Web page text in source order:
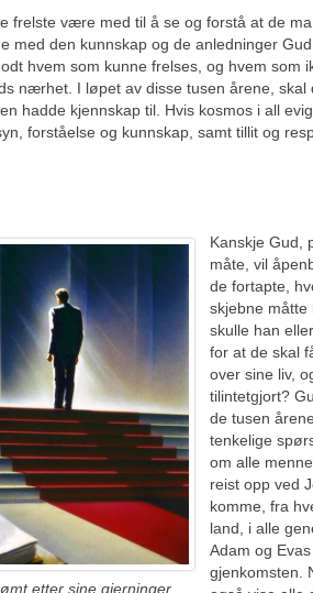
frelste være med til å se og forstå at de
med den kunnskap og de anledninger Gud
hvem som kunne frelses, og hvem som
nærhet. I løpet av disse tusen årene, skal
hadde kjennskap til. Hvis kosmos i all
forståelse og kunnskap, samt tillit og
etter sine gjerninger,
Kanskje Gud,
måte, vil
de fortapte,
skjebne måtte
skulle han
for at de skal
over sine liv,
tilintetgjort?
de tusen
tenkelige
om alle
reist opp ved
komme, fra
land, i alle
Adam og
gjenkomsten.